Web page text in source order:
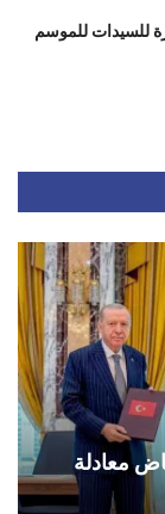
للسيدات للموسم
معادلة